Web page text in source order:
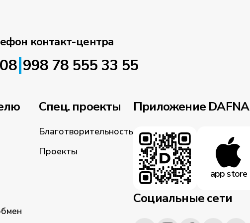
контакт-центра
|998 78 555 33 55
Спец. проекты
Благотворительность
Проекты
Приложение DAFNA
app store
Социальные сети